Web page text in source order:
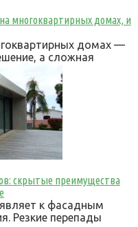
многоквартирных домах, и
домах —
а сложная
скрытые преимущества
к фасадным
Резкие перепады